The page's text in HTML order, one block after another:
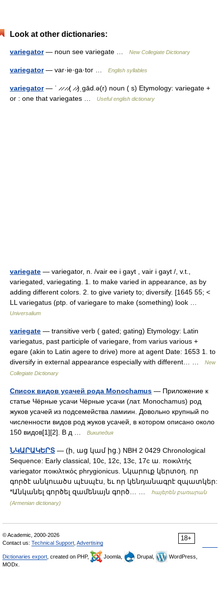
Look at other dictionaries:
variegator— noun see variegate … New Collegiate Dictionary
variegator— var·ie·ga·tor … English syllables
variegator— ˈ ̷ ̷ ̷ ̷( ̷ ̷)ˌgād.ə(r) noun ( s) Etymology: variegate +
or : one that variegates …
Useful english dictionary
variegate — variegator, n. /vair ee i gayt , vair i gayt /, v.t.,
variegated, variegating. 1. to make varied in appearance, as by
adding different colors. 2. to give variety to; diversify. [1645 55; <
LL variegatus (ptp. of variegare to make (something) look …
Universalium
variegate — transitive verb ( gated; gating) Etymology: Latin
variegatus, past participle of variegare, from varius various +
egare (akin to Latin agere to drive) more at agent Date: 1653 1. to
diversify in external appearance especially with different… …
New
Collegiate Dictionary
Список видов усачей рода Monochamus — Приложение к
статье Чёрные усачи Чёрные усачи (лат. Monochamus) род
жуков усачей из подсемейства ламиин. Довольно крупный по
численности видов род жуков усачей, в котором описано около
150 видов[1][2]. В д …
Википедия
ՆԿԱՐԱԿԵՐՏ — (ի, աց կամ ից.) NBH 2 0429 Chronological
Sequence: Early classical, 10c, 12c, 13c, 17c ա. ποικιλτής
variegator ποικιλτικός phrygionicus. Նկարուք կերտօղ. որ
գործէ անկուածս պէսպէս, եւ որ կենդանագրէ զպատկեր:
*Անկանել գործել զամենայն գործ… …
հայերեն բառարան
(Armenian dictionary)
18+
© Academic, 2000-2026
Contact us: Technical Support Advertising
Dictionaries export , created on PHP, Joomla, Drupal,
WordPress,
MODx.